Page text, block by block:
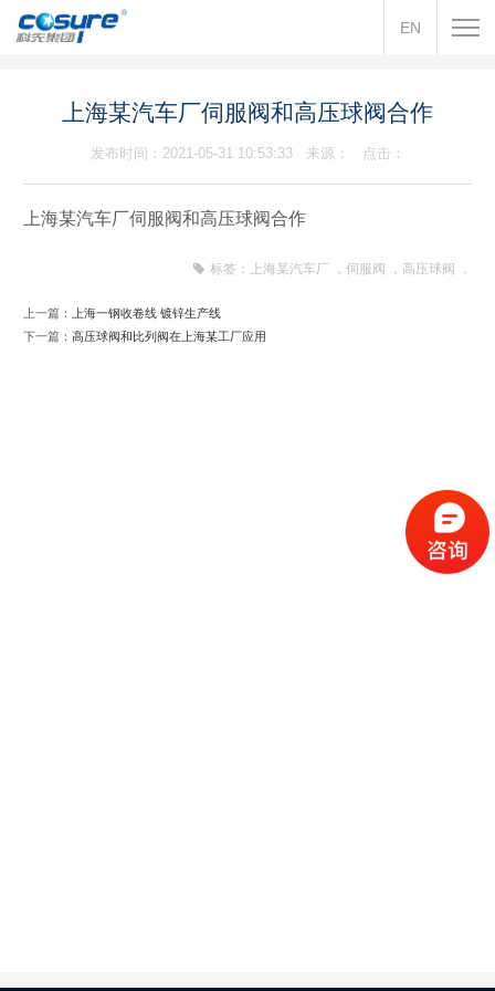
EN
上海某汽车厂伺服阀和高压球阀合作
发布时间：2021-05-31 10:53:33 来源： 点击：
上海某汽车厂伺服阀和高压球阀合作
标签： 上海某汽车厂 ， 伺服阀 ， 高压球阀 ，
上一篇：
上海一钢收卷线 镀锌生产线
下一篇： 高压球阀和比列阀在上海某工厂应用